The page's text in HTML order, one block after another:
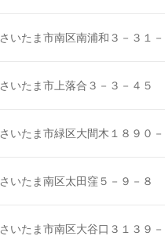
さいたま市南区南浦和３－３１
さいたま市上落合３－３－４５
さいたま市緑区大間木１８９０
さいたま南区太田窪５－９－８
さいたま市南区大谷口３１３９